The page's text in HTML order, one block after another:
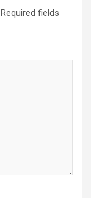
Required fields